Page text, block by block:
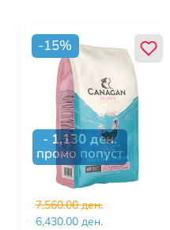
-15%
- 1,130ден.
промо попуст
7,560.00 ден.
6,430.00 ден.